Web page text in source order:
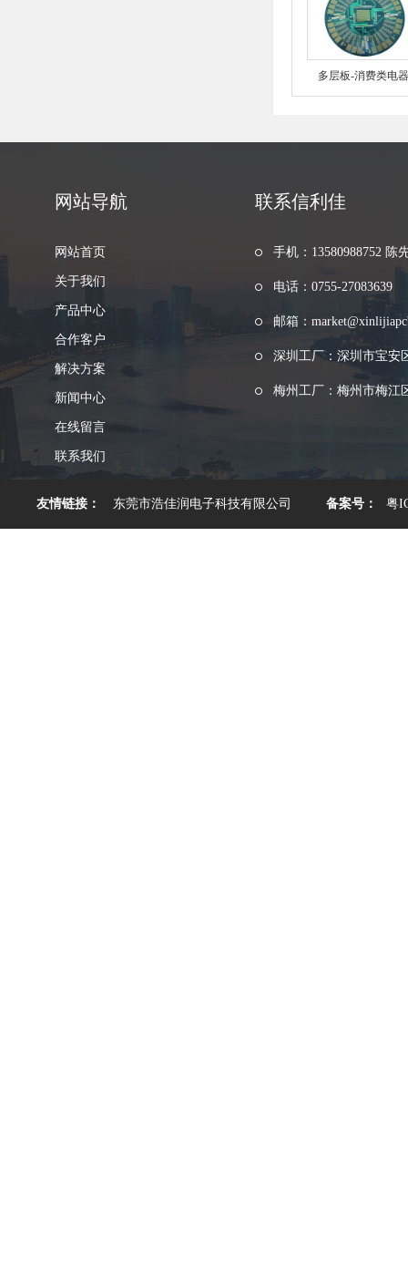
多层板-消费类电器
网站导航
网站首页
关于我们
产品中心
合作客户
解决方案
新闻中心
在线留言
联系我们
联系信利佳
手机：13580988752 陈
电话：0755-27083639
邮箱：
深圳工厂：深圳市宝安
梅州工厂：梅州市梅江
友情链接： 东莞市浩佳润电子科技有限公司 备案号： 粤